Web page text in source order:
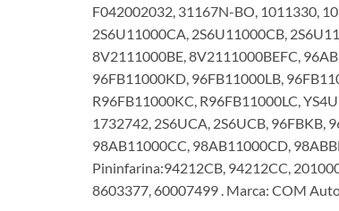
F042002032, 31167N-BO, 1011330,
2S6U11000CA, 2S6U11000CB,
8V2111000BE, 8V2111000BEFC,
96FB11000KD, 96FB11000LB,
R96FB11000KC, R96FB11000LC,
1732742, 2S6UCA, 2S6UCB, 96FBKB,
98AB11000CC, 98AB11000CD,
Pininfarina:94212CB, 94212CC,
8603377, 60007499 . Marca: COM